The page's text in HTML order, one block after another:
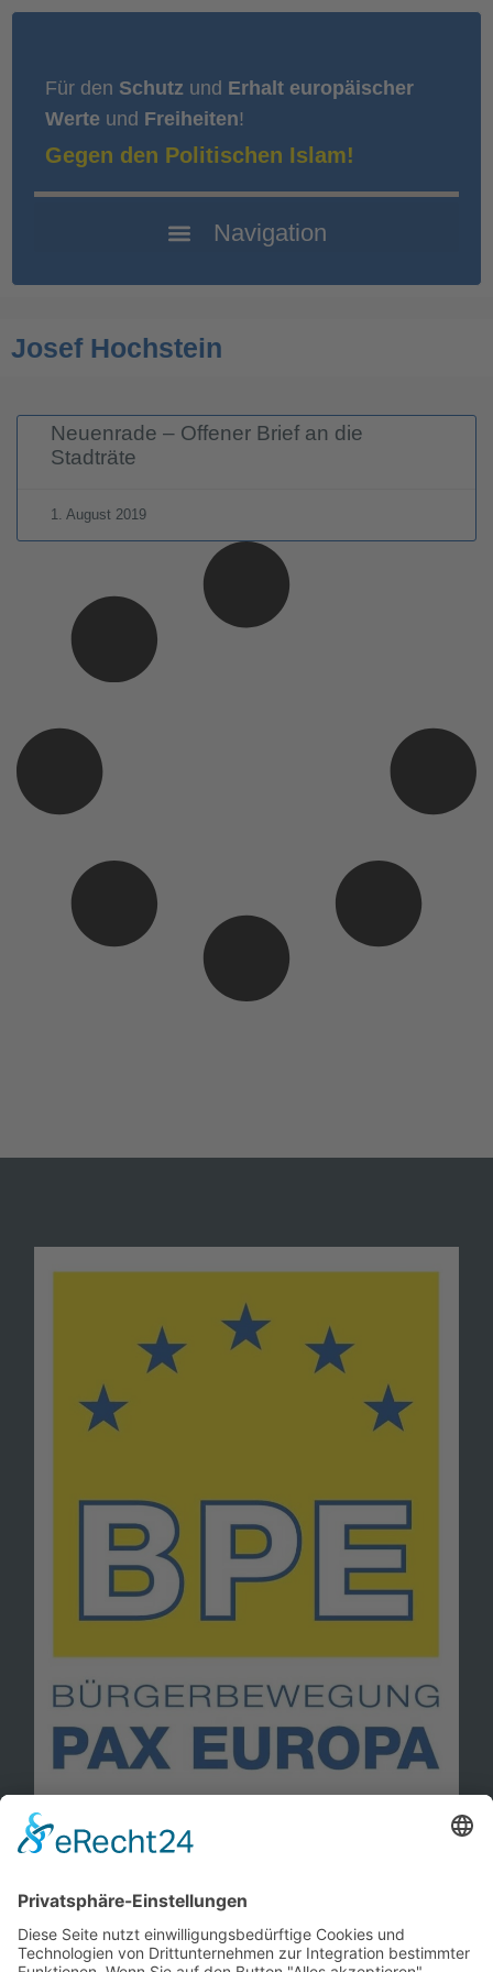
Für den Schutz und Erhalt europäischer
Werte und Freiheiten!
Gegen den Politischen Islam!
Josef Hochstein
Neuenrade – Offener Brief an die
Stadträte
1. August 2019
Kontakt
Mitglied werden!